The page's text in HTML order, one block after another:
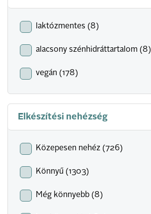
laktózmentes (8)
alacsony szénhidráttartalom (8)
vegán (178)
Elkészítési nehézség
Közepesen nehéz (726)
Könnyű (1303)
Még könnyebb (8)